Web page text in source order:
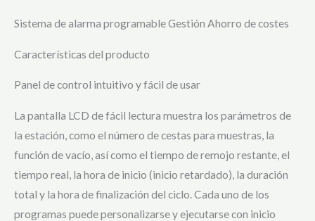
Sistema de alarma programable Gestión Ahorro de costes
Características del producto
Panel de control intuitivo y fácil de usar
La pantalla LCD de fácil lectura muestra los parámetros de
la estación, como el número de cestas para muestras, la
función de vacío, así como el tiempo de remojo restante, el
tiempo real, la hora de inicio (inicio retardado), la duración
total y la hora de finalización del ciclo. Cada uno de los
programas puede personalizarse y ejecutarse con inicio